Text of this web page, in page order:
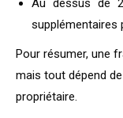
Au dessus de
supplémentaires
Pour résumer, une
mais tout dépend
propriétaire.